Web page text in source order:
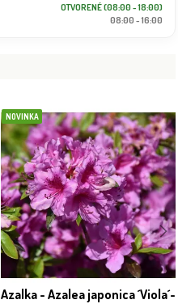
OTVORENÉ (08:00 - 18:00)
08:00 - 16:00
NOVINKA
Azalka - Azalea japonica ´Viola´-